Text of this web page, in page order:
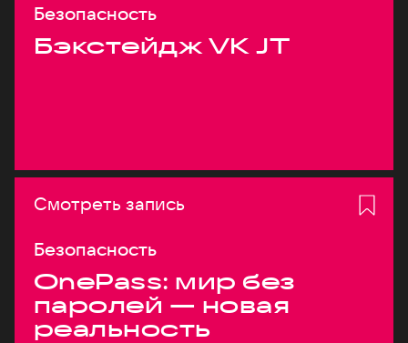
Безопасность
Бэкстейдж VK JT
Смотреть запись
Безопасность
OnePass: мир без
паролей — новая
реальность